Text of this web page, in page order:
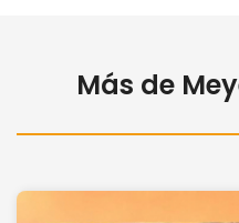
Más de